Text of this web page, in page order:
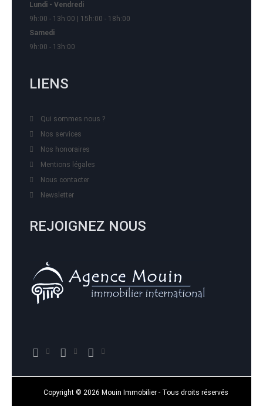
Lundi - Vendredi
9h:00 - 13h:00 | 15h:00 - 18h:00
Samedi
9h:00 - 13h:00
LIENS
Qui sommes nous ?
Nos services
Nos honoraires
Mentions légales
Nous contacter
Newsletter
REJOIGNEZ NOUS
Copyright © 2026 Mouin Immobilier - Tous droits réservés